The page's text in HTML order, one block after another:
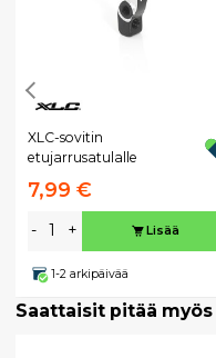
XLC-sovitin
etujarrusatulalle
7,99 €
- + Lisää
1-2 arkipäivää
Saattaisit pitää myös